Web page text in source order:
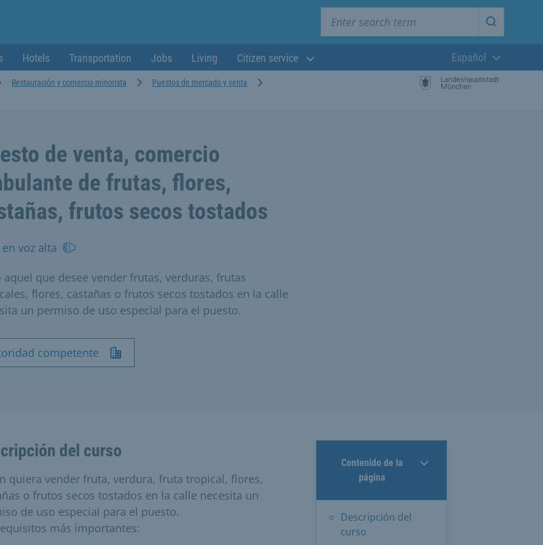
Start
Hotels Transportation Jobs Living Citizen service
Lengua actual:
Español
Restauración y comercio minorista
Puestos de mercado y venta
de venta, comercio
de frutas, flores,
frutos secos tostados
en voz alta
aquel que desee vender frutas, verduras, frutas
flores, castañas o frutos secos tostados en la calle
un permiso de uso especial para el puesto.
competente
Contenido de la
página
Descripción del
curso
del curso
quiera vender fruta, verdura, fruta tropical, flores,
o frutos secos tostados en la calle necesita un
de uso especial para el puesto.
más importantes: